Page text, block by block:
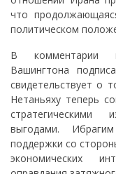
что
политическом
В комментарии
Вашингтона
свидетельствует о
Нетаньяху теперь
стратегическими
выгодами.
поддержки со
экономических